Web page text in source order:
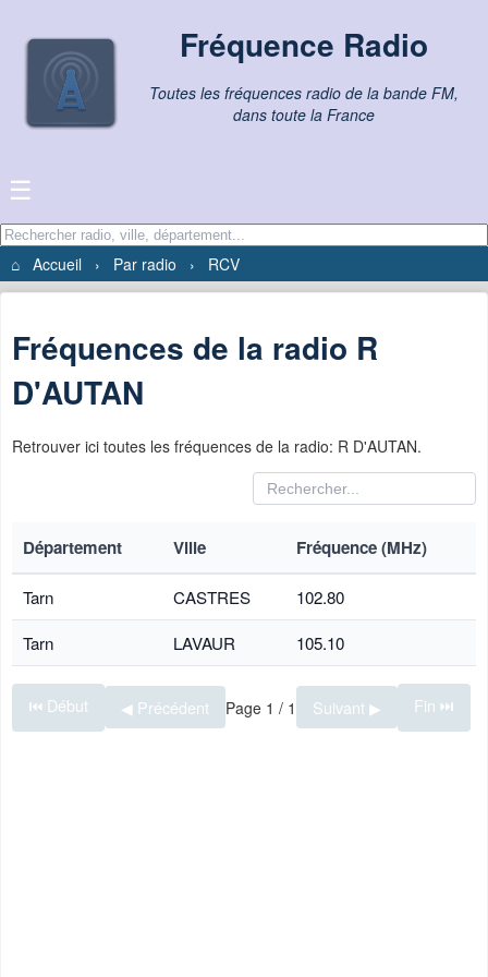
Fréquence Radio
Toutes les fréquences radio de la bande FM,
dans toute la France
☰
⌂ Accueil › Par radio › RCV
Fréquences de la radio R
D'AUTAN
Retrouver ici toutes les fréquences de la radio: R D'AUTAN.
Département Ville Fréquence (MHz)
Tarn CASTRES
102.80
Tarn
LAVAUR 105.10
⏮ Début ◀ Précédent Page 1 / 1 Suivant ▶ Fin ⏭